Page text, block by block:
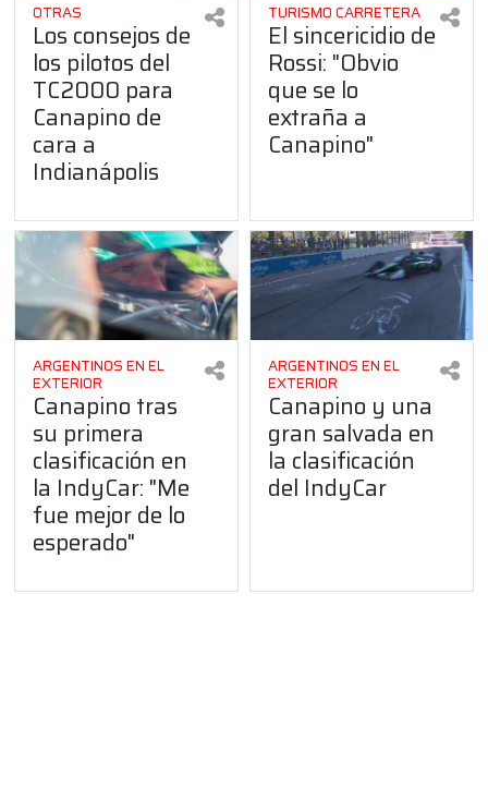
OTRAS
Los consejos de
los pilotos del
TC2000 para
Canapino de
cara a
Indianápolis
TURISMO CARRETERA
El sincericidio de
Rossi: "Obvio
que se lo
extraña a
Canapino"
ARGENTINOS EN EL
EXTERIOR
Canapino tras
su primera
clasificación en
la IndyCar: "Me
fue mejor de lo
esperado"
ARGENTINOS EN EL
EXTERIOR
Canapino y una
gran salvada en
la clasificación
del IndyCar